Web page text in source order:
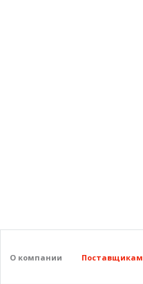
О компании Поставщикам